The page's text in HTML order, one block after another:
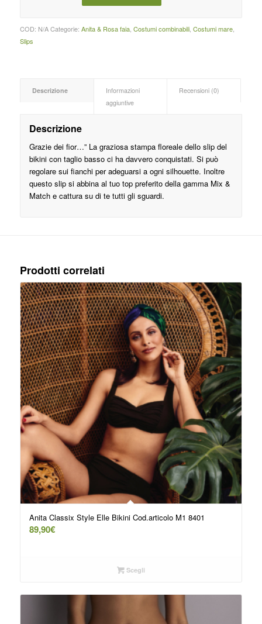
COD: N/A Categorie: Anita & Rosa faia, Costumi combinabili, Costumi mare,
Slips
Descrizione
Informazioni
aggiuntive
Recensioni (0)
Descrizione
Grazie dei fior…” La graziosa stampa floreale dello slip del
bikini con taglio basso ci ha davvero conquistati. Si può
regolare sui fianchi per adeguarsi a ogni silhouette. Inoltre
questo slip si abbina al tuo top preferito della gamma Mix &
Match e cattura su di te tutti gli sguardi.
Prodotti correlati
Anita Classix Style Elle Bikini Cod.articolo M1 8401
89,90€
Scegli